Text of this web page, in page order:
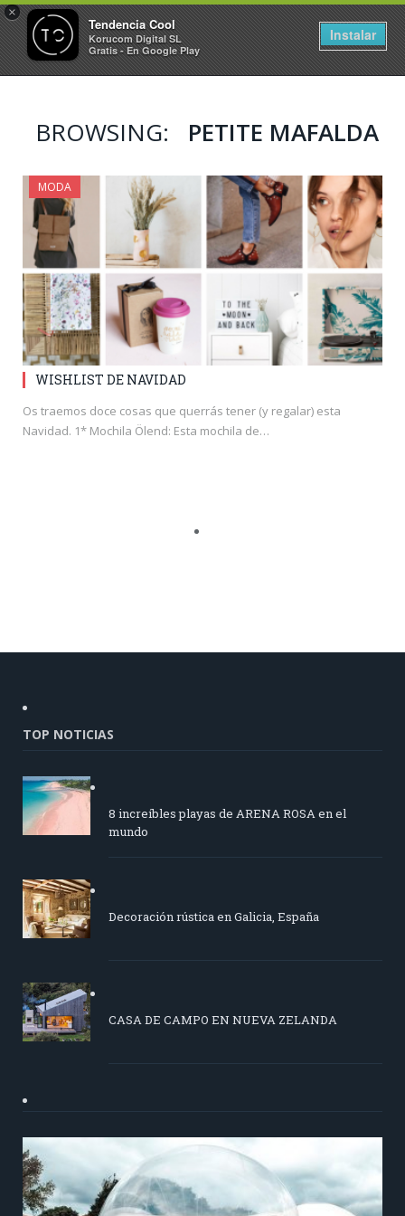
×
Tendencia Cool
Korucom Digital SL
Gratis - En Google Play
Instalar
BROWSING: PETITE MAFALDA
MODA
WISHLIST DE NAVIDAD
Os traemos doce cosas que querrás tener (y regalar) esta
Navidad. 1* Mochila Ölend: Esta mochila de…
TOP NOTICIAS
8 increíbles playas de ARENA ROSA en el
mundo
Decoración rústica en Galicia, España
CASA DE CAMPO EN NUEVA ZELANDA